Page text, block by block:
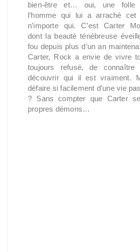
bien-être et… oui, une folle
l’homme qui lui a arraché cet
n’importe qui. C’est Carter
dont la beauté ténébreuse
fou depuis plus d’un an
Carter, Rock a envie de vivre
toujours refusé, de
découvrir qui il est vraiment.
défaire si facilement d’une vie
? Sans compter que Carter
propres démons…